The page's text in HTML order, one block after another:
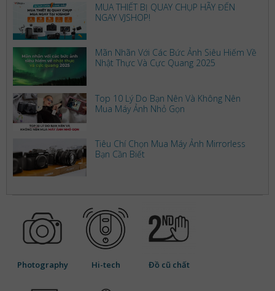
MUA THIẾT BỊ QUAY CHỤP HÃY ĐẾN
NGAY VJSHOP!
Mãn Nhãn Với Các Bức Ảnh Siêu Hiếm Về
Nhật Thực Và Cực Quang 2025
Top 10 Lý Do Bạn Nên Và Không Nên
Mua Máy Ảnh Nhỏ Gọn
Tiêu Chí Chọn Mua Máy Ảnh Mirrorless
Bạn Cần Biết
Photography Hi-tech Đồ cũ chất